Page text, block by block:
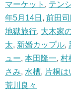
マーケット , テン
年5月14日 , 前田
地獄旅行, 大木家
太, 新婚カップル,
ュー, 本田隆一, 村
さみ, 水槽, 片桐は
荒川良々